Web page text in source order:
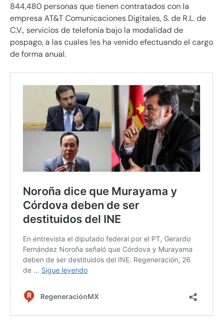
844,480 personas que tienen contratados con la
empresa AT&T Comunicaciones Digitales, S. de R.L. de
C.V., servicios de telefonía bajo la modalidad de
pospago, a las cuales les ha venido efectuando el cargo
de forma anual.